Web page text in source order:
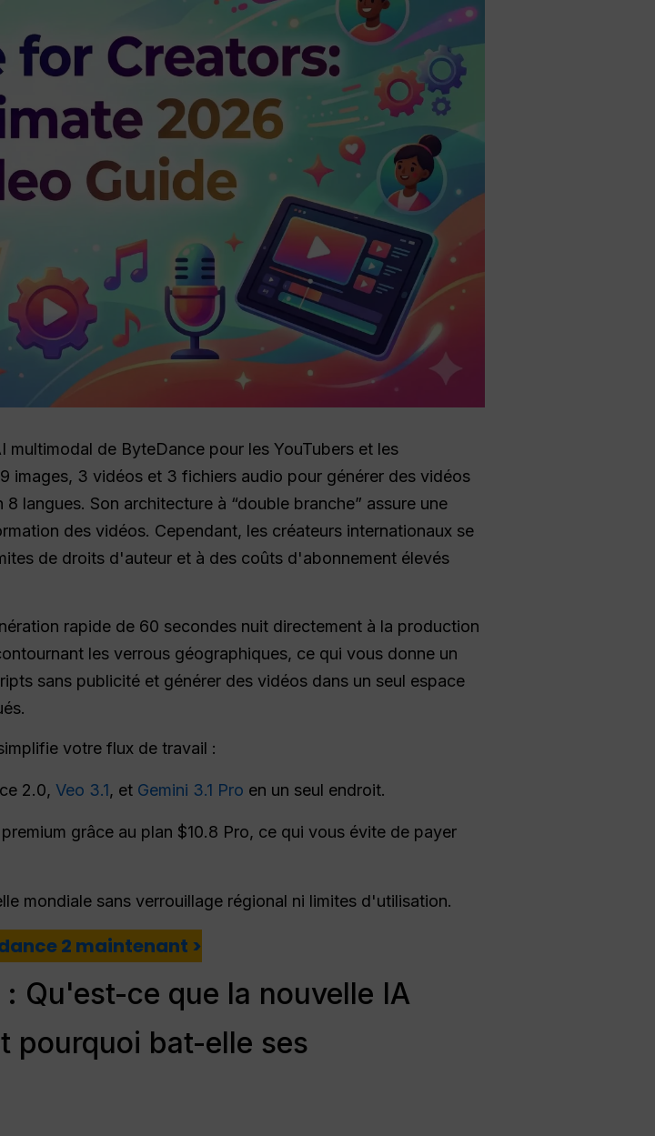
de ByteDance pour les YouTubers et les
images, 3 vidéos et 3 fichiers audio pour générer des vidéos
langues. Son architecture à “double branche” assure une
des vidéos. Cependant, les créateurs internationaux se
de droits d'auteur et à des coûts d'abonnement élevés
rapide de 60 secondes nuit directement à la production
les verrous géographiques, ce qui vous donne un
sans publicité et générer des vidéos dans un seul espace
votre flux de travail :
2.0, Veo 3.1, et Gemini 3.1 Pro en un seul endroit.
grâce au plan $10.8 Pro, ce qui vous évite de payer
mondiale sans verrouillage régional ni limites d'utilisation.
2 maintenant >
Qu'est-ce que la nouvelle IA
pourquoi bat-elle ses